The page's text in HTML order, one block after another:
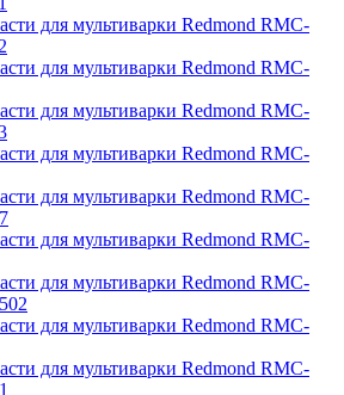
для мультиварки Redmond RMC-
для мультиварки Redmond RMC-
для мультиварки Redmond RMC-
для мультиварки Redmond RMC-
для мультиварки Redmond RMC-
для мультиварки Redmond RMC-
для мультиварки Redmond RMC-
для мультиварки Redmond RMC-
для мультиварки Redmond RMC-